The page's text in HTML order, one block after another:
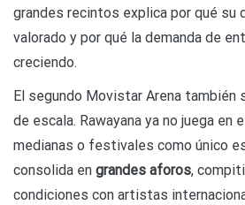
grandes recintos explica por qué su
valorado y por qué la demanda de
creciendo.
El segundo Movistar Arena también
de escala. Rawayana ya no juega en
medianas o festivales como único
consolida en grandes aforos,
condiciones con artistas